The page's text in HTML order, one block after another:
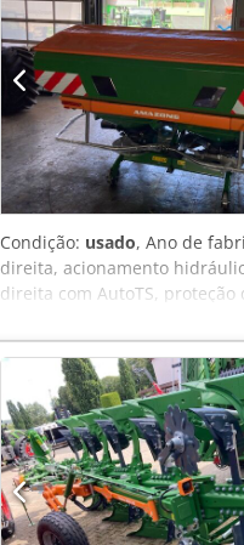
Condição: usado, Ano de
direita, acionamento
direita com AutoTS,
trabalho, sensor de